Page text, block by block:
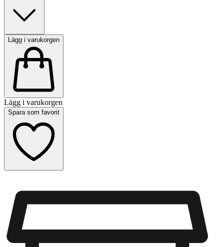
Lägg i varukorgen
Lägg i varukorgen
Spara som favorit